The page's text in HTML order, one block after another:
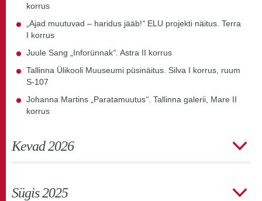
korrus
„Ajad muutuvad – haridus jääb!“ ELU projekti näitus. Terra
I korrus
Juule Sang „Inforünnak“ . Astra II korrus
Tallinna Ülikooli Muuseumi püsinäitus. Silva I korrus, ruum
S-107
Johanna Martins „Paratamuutus“ . Tallinna galerii, Mare II
korrus
Kevad 2026
Sügis 2025